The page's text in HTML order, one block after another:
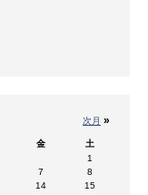
次月 »
金
土
1
7
8
14
15